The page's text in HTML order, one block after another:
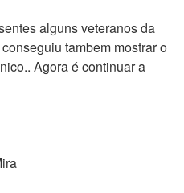
alguns veteranos da
tambem mostrar o
Agora é continuar a